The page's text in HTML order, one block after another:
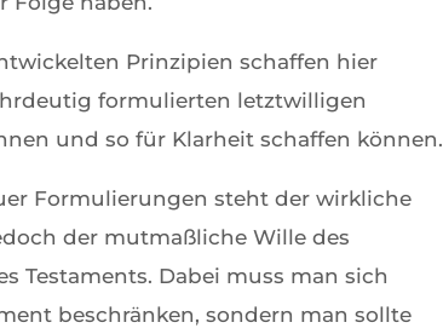
Prinzipien schaffen hier
formulierten letztwilligen
und so für Klarheit schaffen können.
Formulierungen steht der wirkliche
der mutmaßliche Wille des
Testaments. Dabei muss man sich
beschränken, sondern man sollte